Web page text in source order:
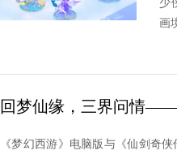
少
画
回梦仙缘，三界问情——
《梦幻西游》电脑版与《仙剑奇